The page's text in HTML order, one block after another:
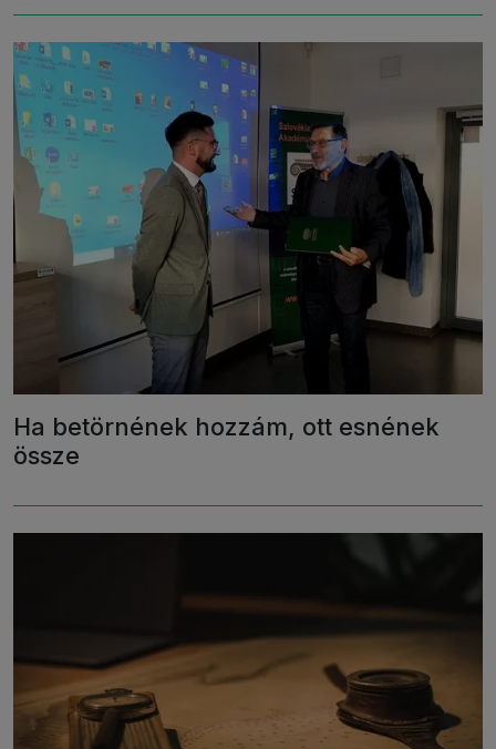
Ha betörnének hozzám, ott esnének
össze